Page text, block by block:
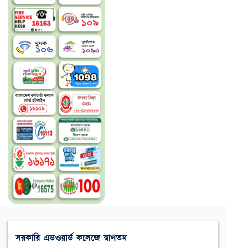
সরকারি এডওয়ার্ড কলেজে স্বাগতম